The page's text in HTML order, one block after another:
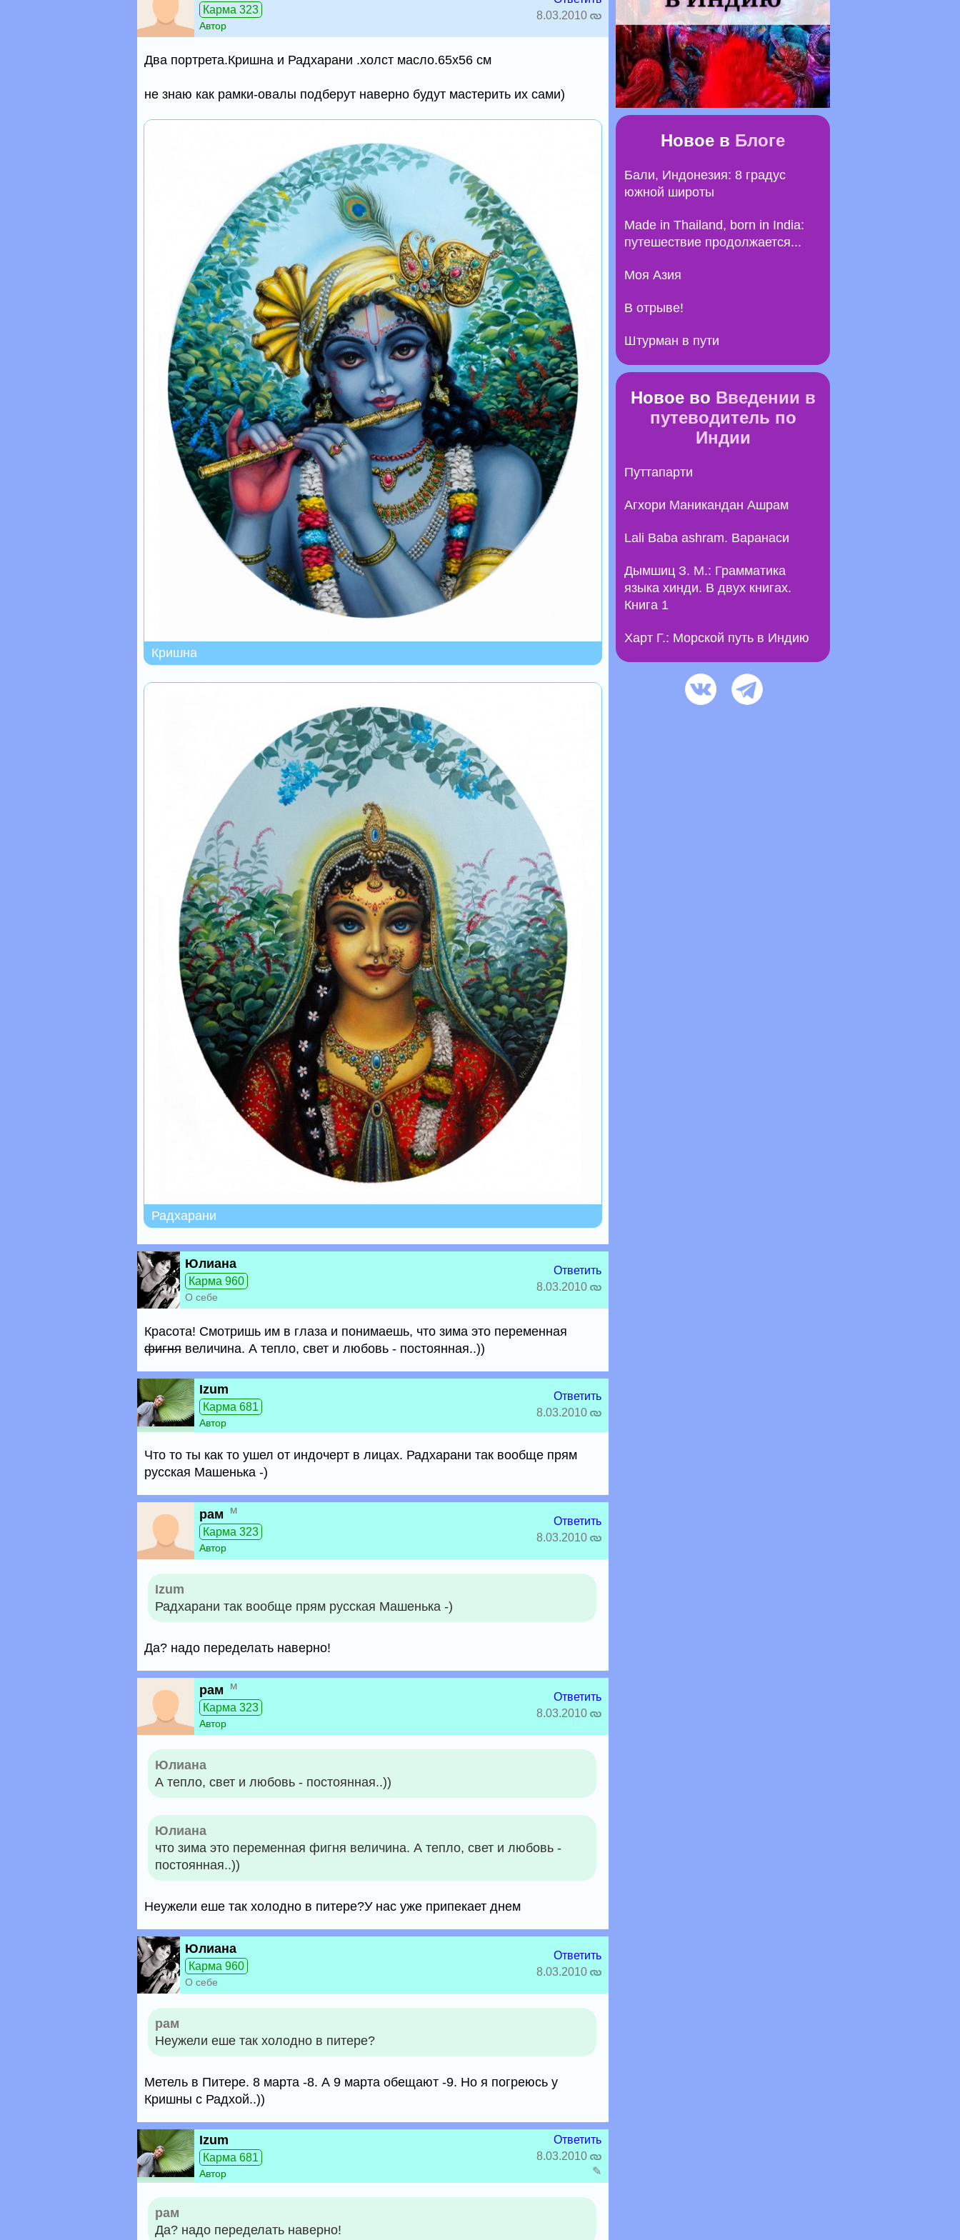
Карма 323
Автор
8.03.2010
Два портрета.Кришна и Радхарани .холст масло.65х56 см
не знаю как рамки-овалы подберут наверно будут мастерить их сами)
Кришна
Радхарани
Юлиана
Карма 960
О себе
Ответить
8.03.2010
Красота! Смотришь им в глаза и понимаешь, что зима это переменная
фигня величина. А тепло, свет и любовь - постоянная..))
Izum
Карма 681
Автор
Ответить
8.03.2010
Что то ты как то ушел от индочерт в лицах. Радхарани так вообще прям
русская Машенька -)
рам
м
Карма 323
Автор
Ответить
8.03.2010
Izum
Радхарани так вообще прям русская Машенька -)
Да? надо переделать наверно!
рам
м
Карма 323
Автор
Ответить
8.03.2010
Юлиана
А тепло, свет и любовь - постоянная..))
Юлиана
что зима это переменная фигня величина. А тепло, свет и любовь -
постоянная..))
Неужели еше так холодно в питере?У нас уже припекает днем
Юлиана
Карма 960
О себе
Ответить
8.03.2010
рам
Неужели еше так холодно в питере?
Метель в Питере. 8 марта -8. А 9 марта обещают -9. Но я погреюсь у
Кришны с Радхой..))
Izum
Карма 681
Автор
Ответить
8.03.2010
✎
рам
Да? надо переделать наверно!
Новое в Блоге
Бали, Индонезия: 8 градус
южной широты
Made in Thailand, born in India:
путешествие продолжается...
Моя Азия
В отрыве!
Штурман в пути
Новое во Введении в
путеводитель по
Индии
Путтапарти
Агхори Маникандан Ашрам
Lali Baba ashram. Варанаси
Дымшиц З. М.: Грамматика
языка хинди. В двух книгах.
Книга 1
Харт Г.: Морской путь в Индию